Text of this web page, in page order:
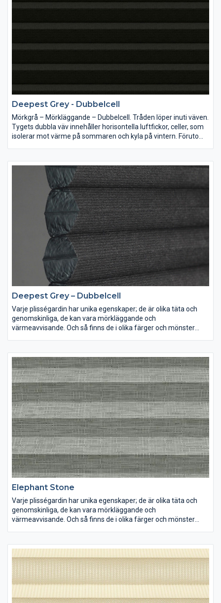
Deepest Grey - Dubbelcell
Mörkgrå – Mörkläggande – Dubbelcell. Tråden löper inuti väven.
Tygets dubbla väv innehåller horisontella luftfickor, celler, som
isolerar mot värme på sommaren och kyla på vintern. Förutom
Deepest Grey – Dubbelcell
Varje plisségardin har unika egenskaper; de är olika täta och
genomskinliga, de kan vara mörkläggande och
värmeavvisande. Och så finns de i olika färger och mönster
Elephant Stone
Varje plisségardin har unika egenskaper; de är olika täta och
genomskinliga, de kan vara mörkläggande och
värmeavvisande. Och så finns de i olika färger och mönster